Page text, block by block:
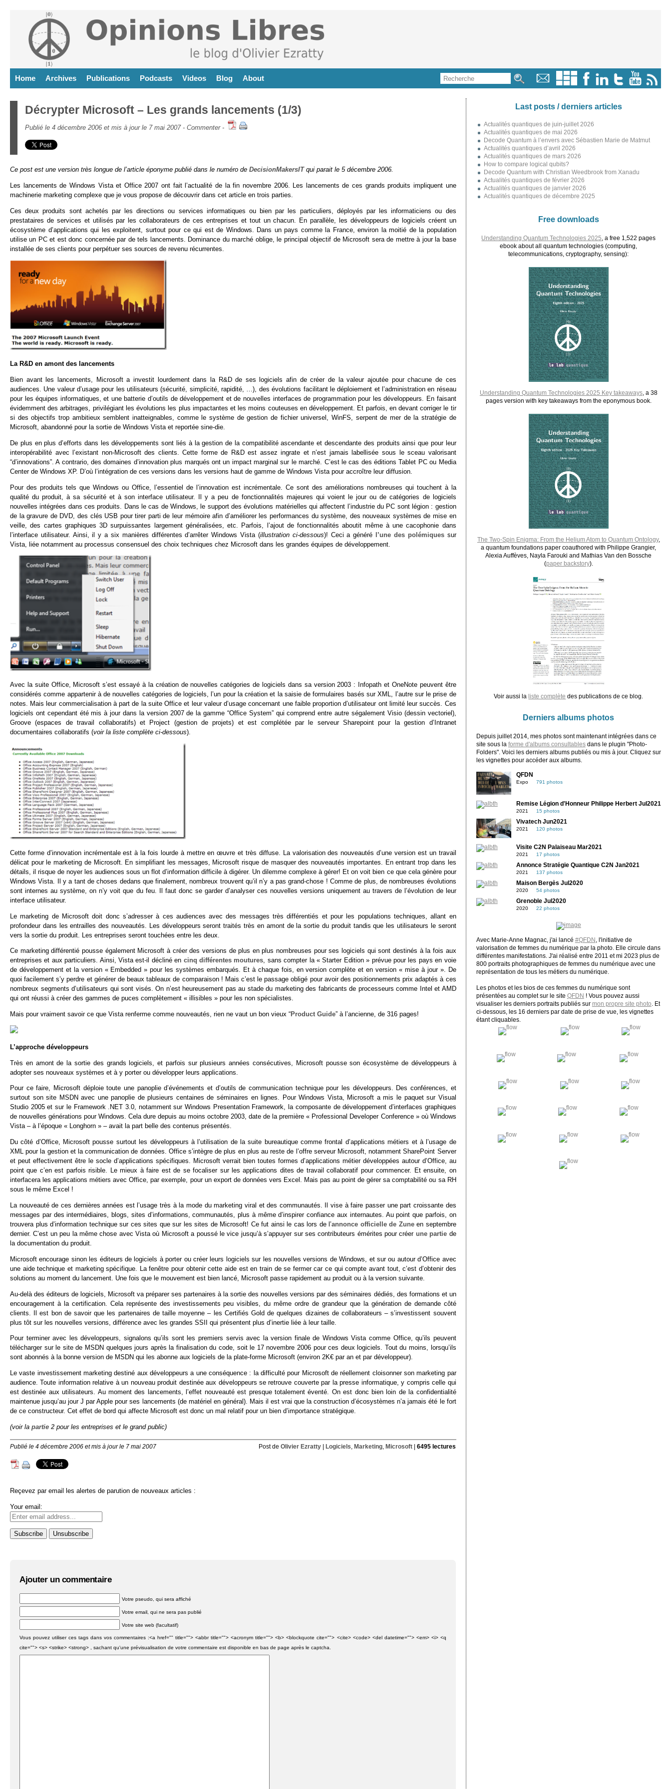
Home Archives Publications Podcasts Videos Blog About
Décrypter Microsoft – Les grands lancements (1/3)
Publié le 4 décembre 2006 et mis à jour le 7 mai 2007 - Commenter-
Ce post est une version très longue de l’article éponyme publié dans le numéro de DecisionMakersITqui parait le 5 décembre 2006.
Les lancements de Windows Vista et Office 2007 ont fait l’actualité de la fin novembre 2006. Les lancements de ces grands produits impliquent une
machinerie marketing complexe que je vous propose de découvrir dans cet article en trois parties.
Ces deux produits sont achetés par les directions ou services informatiques ou bien par les particuliers, déployés par les informaticiens ou des
prestataires de services et utilisés par les collaborateurs de ces entreprises et tout un chacun. En parallèle, les développeurs de logiciels créent un
écosystème d’applications qui les exploitent, surtout pour ce qui est de Windows. Dans un pays comme la France, environ la moitié de la population
utilise un PC et est donc concernée par de tels lancements. Dominance du marché oblige, le principal objectif de Microsoft sera de mettre à jour la base
installée de ses clients pour perpétuer ses sources de revenu récurrentes.
La R&D en amont des lancements
Bien avant les lancements, Microsoft a investit lourdement dans la R&D de ses logiciels afin de créer de la valeur ajoutée pour chacune de ces
audiences. Une valeur d’usage pour les utilisateurs (sécurité, simplicité, rapidité, …), des évolutions facilitant le déploiement et l’administration en réseau
pour les équipes informatiques, et une batterie d’outils de développement et de nouvelles interfaces de programmation pour les développeurs. En faisant
évidemment des arbitrages, privilégiant les évolutions les plus impactantes et les moins couteuses en développement. Et parfois, en devant corriger le tir
si des objectifs trop ambitieux semblent inatteignables, comme le système de gestion de fichier universel, WinFS, serpent de mer de la stratégie de
Microsoft, abandonné pour la sortie de Windows Vista et reportée sine-die.
De plus en plus d’efforts dans les développements sont liés à la gestion de la compatibilité ascendante et descendante des produits ainsi que pour leur
interopérabilité avec l’existant non-Microsoft des clients. Cette forme de R&D est assez ingrate et n’est jamais labellisée sous le sceau valorisant
“d’innovations”. A contrario, des domaines d’innovation plus marqués ont un impact marginal sur le marché. C’est le cas des éditions Tablet PC ou Media
Center de Windows XP. D’où l’intégration de ces versions dans les versions haut de gamme de Windows Vista pour accroître leur diffusion.
Pour des produits tels que Windows ou Office, l’essentiel de l’innovation est incrémentale. Ce sont des améliorations nombreuses qui touchent à la
qualité du produit, à sa sécurité et à son interface utilisateur. Il y a peu de fonctionnalités majeures qui voient le jour ou de catégories de logiciels
nouvelles intégrées dans ces produits. Dans le cas de Windows, le support des évolutions matérielles qui affectent l’industrie du PC sont légion : gestion
de la gravure de DVD, des clés USB pour tirer parti de leur mémoire afin d’améliorer les performances du système, des nouveaux systèmes de mise en
veille, des cartes graphiques 3D surpuissantes largement généralisées, etc. Parfois, l’ajout de fonctionnalités aboutit même à une cacophonie dans
l’interface utilisateur. Ainsi, il y a six manières différentes d’arrêter Windows Vista (illustration ci-dessous)! Ceci a généré l’une des polémiquessur
Vista, liée notamment au processus consensuel des choix techniques chez Microsoft dans les grandes équipes de développement.
Avec la suite Office, Microsoft s’est essayé à la création de nouvelles catégories de logiciels dans sa version 2003 : Infopath et OneNote peuvent être
considérés comme appartenir à de nouvelles catégories de logiciels, l’un pour la création et la saisie de formulaires basés sur XML, l’autre sur le prise de
notes. Mais leur commercialisation à part de la suite Office et leur valeur d’usage concernant une faible proportion d’utilisateur ont limité leur succès. Ces
logiciels ont cependant été mis à jour dans la version 2007 de la gamme “Office System” qui comprend entre autre ségalement Visio (dessin vectoriel),
Groove (espaces de travail collaboratifs) et Project (gestion de projets) et est complétée par le serveur Sharepoint pour la gestion d’Intranet
documentaires collaboratifs (voir la liste complète ci-dessous).
Cette forme d’innovation incrémentale est à la fois lourde à mettre en œuvre et très diffuse. La valorisation des nouveautés d’une version est un travail
délicat pour le marketing de Microsoft. En simplifiant les messages, Microsoft risque de masquer des nouveautés importantes. En entrant trop dans les
détails, il risque de noyer les audiences sous un flot d’information difficile à digérer. Un dilemme complexe à gérer! Et on voit bien ce que cela génère pour
Windows Vista. Il y a tant de choses dedans que finalement, nombreux trouvent qu’il n’y a pas grand-chose ! Comme de plus, de nombreuses évolutions
sont internes au système, on n’y voit que du feu. Il faut donc se garder d’analyser ces nouvelles versions uniquement au travers de l’évolution de leur
interface utilisateur.
Le marketing de Microsoft doit donc s’adresser à ces audiences avec des messages très différentiés et pour les populations techniques, allant en
profondeur dans les entrailles des nouveautés. Les développeurs seront traités très en amont de la sortie du produit tandis que les utilisateurs le seront
vers la sortie du produit. Les entreprises seront touchées entre les deux.
Ce marketing différentié pousse également Microsoft à créer des versions de plus en plus nombreuses pour ses logiciels qui sont destinés à la fois aux
entreprises et aux particuliers. Ainsi, Vista est-il décliné en cinq différentes moutures, sans compter la « Starter Edition » prévue pour les pays en voie
de développement et la version « Embedded » pour les systèmes embarqués. Et à chaque fois, en version complète et en version « mise à jour ». De
quoi facilement s’y perdre et générer de beaux tableaux de comparaison ! Mais c’est le passage obligé pour avoir des positionnements prix adaptés à ces
nombreux segments d’utilisateurs qui sont visés. On n’est heureusement pas au stade du marketing des fabricants de processeurs comme Intel et AMD
qui ont réussi à créer des gammes de puces complètement « illisibles » pour les non spécialistes.
Mais pour vraiment savoir ce que Vista renferme comme nouveautés, rien ne vaut un bon vieux “Product Guide” à l’ancienne, de 316 pages!
L’approche développeurs
Très en amont de la sortie des grands logiciels, et parfois sur plusieurs années consécutives, Microsoft pousse son écosystème de développeurs à
adopter ses nouveaux systèmes et à y porter ou développer leurs applications.
Pour ce faire, Microsoft déploie toute une panoplie d’événements et d’outils de communication technique pour les développeurs. Des conférences, et
surtout son site MSDN avec une panoplie de plusieurs centaines de séminaires en lignes. Pour Windows Vista, Microsoft a mis le paquet sur Visual
Studio 2005 et sur le Framework .NET 3.0, notamment sur Windows Presentation Framework, la composante de développement d’interfaces graphiques
de nouvelles générations pour Windows. Cela dure depuis au moins octobre 2003, date de la première « Professional Developer Conference » où Windows
Vista – à l’époque « Longhorn » – avait la part belle des contenus présentés.
Du côté d’Office, Microsoft pousse surtout les développeurs à l’utilisation de la suite bureautique comme frontal d’applications métiers et à l’usage de
XML pour la gestion et la communication de données. Office s’intègre de plus en plus au reste de l’offre serveur Microsoft, notamment SharePoint Server
et peut effectivement être le socle d’applications spécifiques. Microsoft verrait bien toutes formes d’applications métier développées autour d’Office, au
point que c’en est parfois risible. Le mieux à faire est de se focaliser sur les applications dites de travail collaboratif pour commencer. Et ensuite, on
interfacera les applications métiers avec Office, par exemple, pour un export de données vers Excel. Mais pas au point de gérer sa comptabilité ou sa RH
sous le même Excel !
La nouveauté de ces dernières années est l’usage très à la mode du marketing viral et des communautés. Il vise à faire passer une part croissante des
messages par des intermédiaires, blogs, sites d’informations, communautés, plus à même d’inspirer confiance aux internautes. Au point que parfois, on
trouvera plus d’information technique sur ces sites que sur les sites de Microsoft! Ce fut ainsi le cas lors de l’annonce officielle de Zuneen septembre
dernier. C’est un peu la même chose avec Vista où Microsoft a poussé le vice jusqu’à s’appuyer sur ses contributeurs émérites pour créer une partie de
la documentation du produit.
Microsoft encourage sinon les éditeurs de logiciels à porter ou créer leurs logiciels sur les nouvelles versions de Windows, et sur ou autour d’Office avec
une aide technique et marketing spécifique. La fenêtre pour obtenir cette aide est en train de se fermer car ce qui compte avant tout, c’est d’obtenir des
solutions au moment du lancement. Une fois que le mouvement est bien lancé, Microsoft passe rapidement au produit ou à la version suivante.
Au-delà des éditeurs de logiciels, Microsoft va préparer ses partenaires à la sortie des nouvelles versions par des séminaires dédiés, des formations et un
encouragement à la certification. Cela représente des investissements peu visibles, du même ordre de grandeur que la génération de demande côté
clients. Il est bon de savoir que les partenaires de taille moyenne – les Certifiés Gold de quelques dizaines de collaborateurs – s’investissent souvent
plus tôt sur les nouvelles versions, différence avec les grandes SSII qui présentent plus d’inertie liée à leur taille.
Pour terminer avec les développeurs, signalons qu’ils sont les premiers servis avec la version finale de Windows Vista comme Office, qu’ils peuvent
télécharger sur le site de MSDN quelques jours après la finalisation du code, soit le 17 novembre 2006 pour ces deux logiciels. Tout du moins, lorsqu’ils
sont abonnés à la bonne version de MSDN qui les abonne aux logiciels de la plate-forme Microsoft (environ 2K€ par an et par développeur).
Le vaste investissement marketing destiné aux développeurs a une conséquence : la difficulté pour Microsoft de réellement cloisonner son marketing par
audience. Toute information relative à un nouveau produit destinée aux développeurs se retrouve couverte par la presse informatique, y compris celle qui
est destinée aux utilisateurs. Au moment des lancements, l’effet nouveauté est presque totalement éventé. On est donc bien loin de la confidentialité
maintenue jusqu’au jour J par Apple pour ses lancements (de matériel en général). Mais il est vrai que la construction d’écosystèmes n’a jamais été le fort
de ce constructeur. Cet effet de bord qui affecte Microsoft est donc un mal relatif pour un bien d’importance stratégique.
(voir la partie 2 pour les entreprises et le grand public)
Publié le 4 décembre 2006 et mis à jour le 7 mai 2007 Post de Olivier Ezratty| Logiciels Marketing, Microsoft| 6495 lectures
Reçevez par email les alertes de parution de nouveaux articles :
Your email:
Ajouter un commentaire
Votre pseudo, qui sera affiché
Votre email, qui ne sera pas publié
Votre site web (facultatif)
Vous pouvez utiliser ces tags dans vos commentaires :<a href="" title=""> <abbr title=""> <acronym title=""> <b> <blockquote cite=""> <cite> <code> <del datetime=""> <em> <i> <q
cite=""> <s> <strike> <strong> , sachant qu'une prévisualisation de votre commentaire est disponible en bas de page après le captcha.
Last posts / derniers articles
Actualités quantiques de juin-juillet 2026
Actualités quantiques de mai 2026
Decode Quantum à l’envers avec Sébastien Marie de Matmut
Actualités quantiques d’avril 2026
Actualités quantiques de mars 2026
How to compare logical qubits?
Decode Quantum with Christian Weedbrook from Xanadu
Actualités quantiques de février 2026
Actualités quantiques de janvier 2026
Actualités quantiques de décembre 2025
Free downloads
Understanding Quantum Technologies 2025 , a free 1,522 pages
ebook about all quantum technologies (computing,
telecommunications, cryptography, sensing):
Understanding Quantum Technologies 2025 Key takeaways, a 38
pages version with key takeaways from the eponymous book.
The Two-Spin Enigma: From the Helium Atom to Quantum Ontology,
a quantum foundations paper coauthored with Philippe Grangier,
Alexia Auffèves, Nayla Farouki and Mathias Van den Bossche
(paper backstory).
Voir aussi la liste complète des publications de ce blog.
Derniers albums photos
Depuis juillet 2014, mes photos sont maintenant intégrées dans ce
site sous la forme d'albums consultablesdans le plugin "Photo-
Folders". Voici les derniers albums publiés ou mis à jour. Cliquez sur
les vignettes pour accéder aux albums.
QFDN
Expo 791 photos
Remise Légion d'Honneur Philippe Herbert Jul2021
2021 15 photos
Vivatech Jun2021
2021 120 photos
Visite C2N Palaiseau Mar2021
2021 17 photos
Annonce Stratégie Quantique C2N Jan2021
2021 137 photos
Maison Bergès Jul2020
2020 54 photos
Grenoble Jul2020
2020 22 photos
Avec Marie-Anne Magnac, j'ai lancé #QFDN , l'initiative de
valorisation de femmes du numérique par la photo. Elle circule dans
différentes manifestations. J'ai réalisé entre 2011 et mi 2023 plus de
800 portraits photographiques de femmes du numérique avec une
représentation de tous les métiers du numérique.
Les photos et les bios de ces femmes du numérique sont
présentées au complet sur le site QFDN ! Vous pouvez aussi
visualiser les derniers portraits publiés sur mon propre site photo. Et
ci-dessous, les 16 derniers par date de prise de vue, les vignettes
étant cliquables.